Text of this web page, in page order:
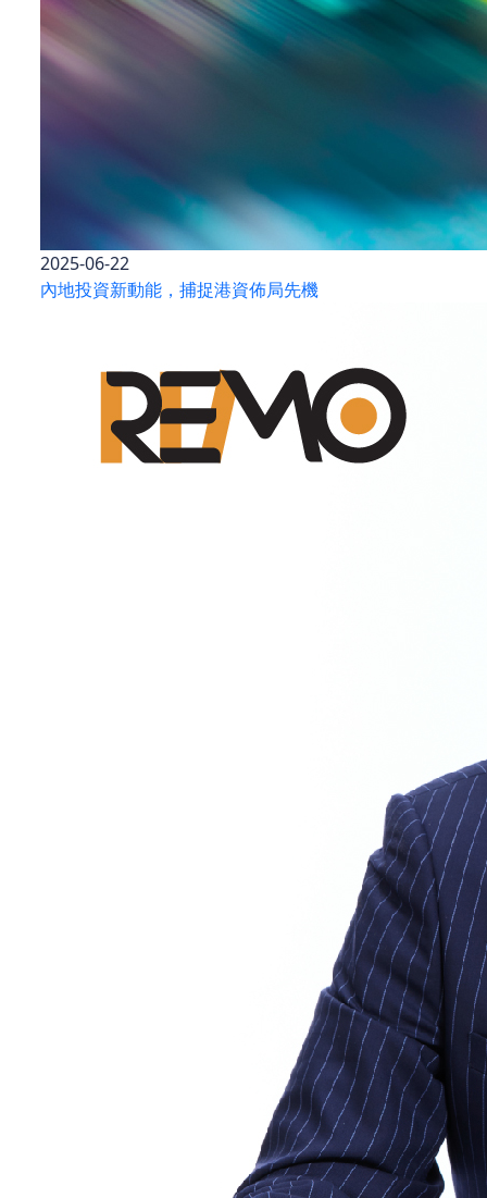
2025-06-22
內地投資新動能，捕捉港資佈局先機